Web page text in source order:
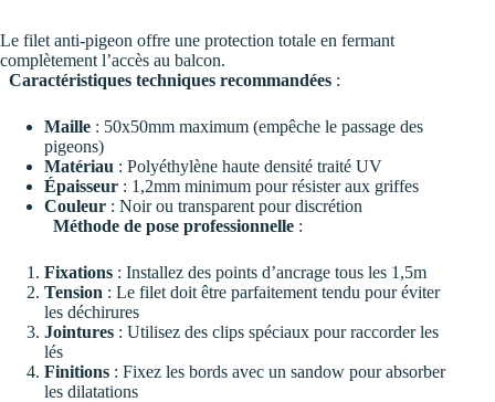
Le filet anti-pigeon offre une protection totale en fermant
complètement l’accès au balcon.
Caractéristiques techniques recommandées :
Maille : 50x50mm maximum (empêche le passage des
pigeons)
Matériau : Polyéthylène haute densité traité UV
Épaisseur : 1,2mm minimum pour résister aux griffes
Couleur : Noir ou transparent pour discrétion
Méthode de pose professionnelle :
Fixations : Installez des points d’ancrage tous les 1,5m
Tension : Le filet doit être parfaitement tendu pour éviter
les déchirures
Jointures : Utilisez des clips spéciaux pour raccorder les
lés
Finitions : Fixez les bords avec un sandow pour absorber
les dilatations